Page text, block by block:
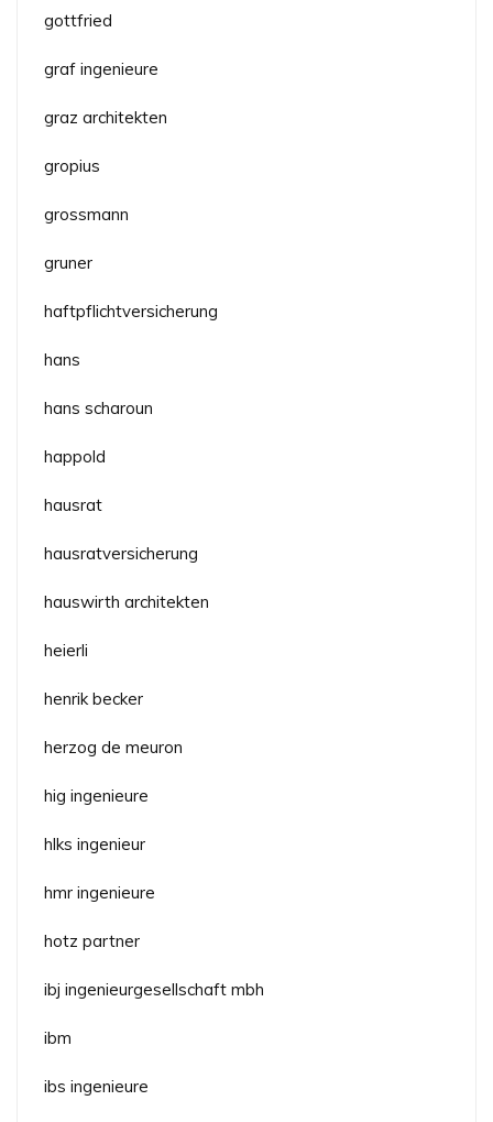
gottfried
graf ingenieure
graz architekten
gropius
grossmann
gruner
haftpflichtversicherung
hans
hans scharoun
happold
hausrat
hausratversicherung
hauswirth architekten
heierli
henrik becker
herzog de meuron
hig ingenieure
hlks ingenieur
hmr ingenieure
hotz partner
ibj ingenieurgesellschaft mbh
ibm
ibs ingenieure